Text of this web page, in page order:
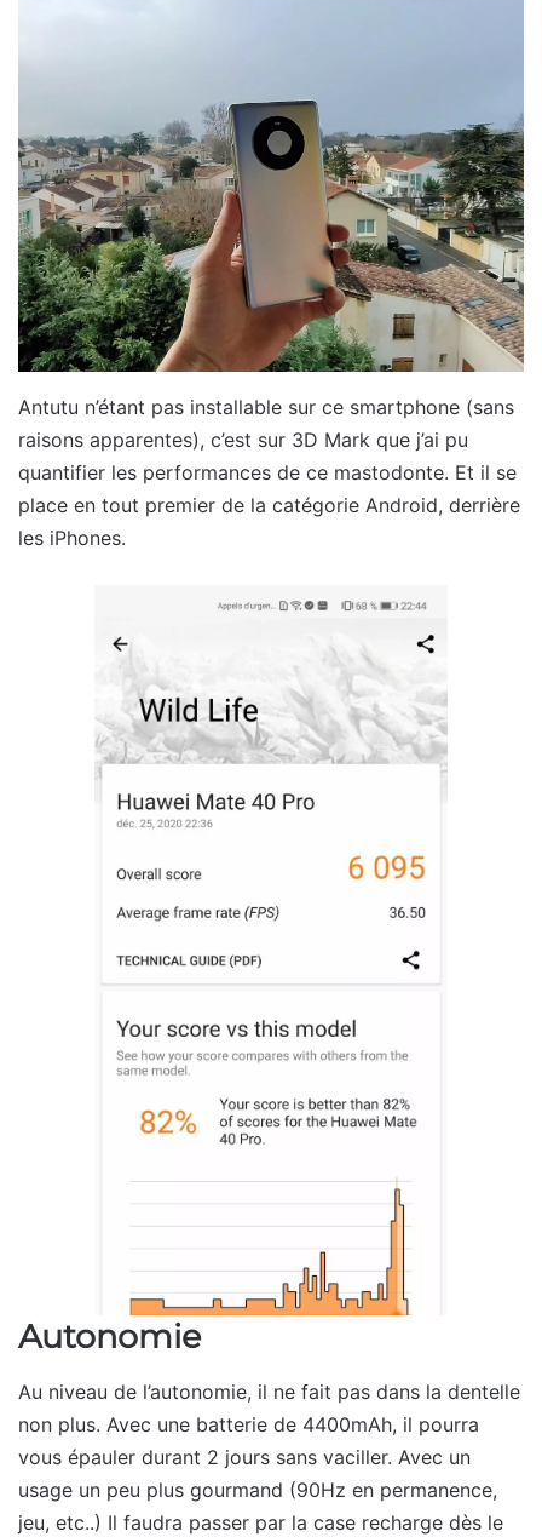
Antutu n’étant pas installable sur ce smartphone (sans
raisons apparentes), c’est sur 3D Mark que j’ai pu
quantifier les performances de ce mastodonte. Et il se
place en tout premier de la catégorie Android, derrière
les iPhones.
Autonomie
Au niveau de l’autonomie, il ne fait pas dans la dentelle
non plus. Avec une batterie de 4400mAh, il pourra
vous épauler durant 2 jours sans vaciller. Avec un
usage un peu plus gourmand (90Hz en permanence,
jeu, etc..) Il faudra passer par la case recharge dès le